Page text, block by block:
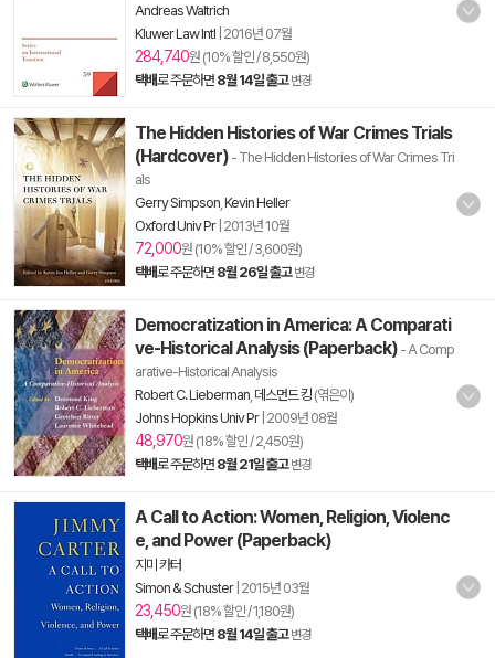
Andreas Waltrich
Kluwer Law Intl 2016년 07월
284,740원 (10% 할인 / 8,550원)
택배로 주문하면 8월 14일 출고 변경
The Hidden Histories of War Crimes Trials
(Hardcover) - The Hidden Histories of War Crimes Tri
als
Gerry Simpson Kevin Heller
Oxford Univ Pr| 2013년 10월
72,000원 (10% 할인 / 3,600원)
택배로 주문하면 8월 26일 출고 변경
Democratization in America: A Comparati
ve-Historical Analysis (Paperback) - A Comp
arative-Historical Analysis
Robert C. Lieberman 데스먼드 킹 (엮은이)
Johns Hopkins Univ Pr| 2009년 08월
48,970원 (18% 할인 / 2,450원)
택배로 주문하면 8월 21일 출고 변경
A Call to Action: Women, Religion, Violenc
e, and Power (Paperback)
지미 카터
Simon & Schuster| 2015년 03월
23,450원 (18% 할인 / 1,180원)
택배로 주문하면 8월 14일 출고 변경